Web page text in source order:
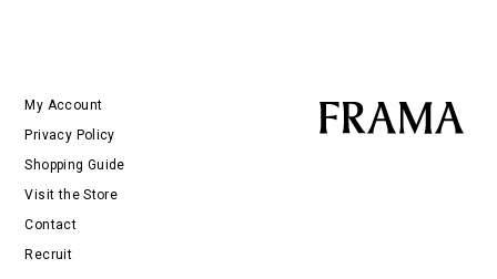
My Account
Privacy Policy
Shopping Guide
Visit the Store
Contact
Recruit